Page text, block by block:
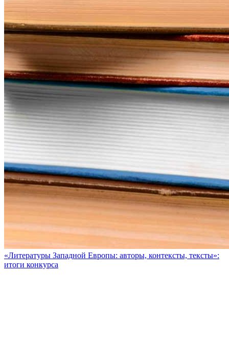
«Литературы Западной Европы: авторы, контексты, тексты»:
итоги конкурса